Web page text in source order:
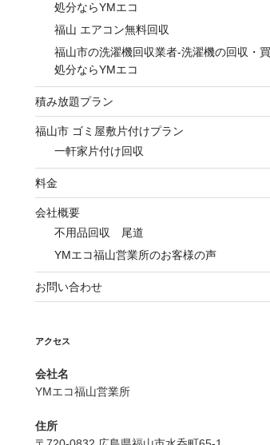
処分ならYMエコ
福山 エアコン無料回収
福山市の洗濯機回収業者-洗濯機の回収・買
処分ならYMエコ
積み放題プラン
福山市 ゴミ屋敷片付けプラン
一軒家片付け回収
料金
会社概要
不用品回収 尾道
YMエコ福山営業所のお客様の声
お問い合わせ
アクセス
会社名
YMエコ福山営業所
住所